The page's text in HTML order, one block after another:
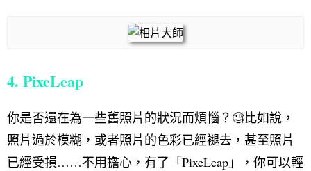
4. PixeLeap
你是否還在為一些舊照片的狀況而煩惱？🧐比如說，
照片過於模糊，或者照片的色彩已經褪去，甚至照片
已經受損……不用擔心，有了「PixeLeap」，你可以輕